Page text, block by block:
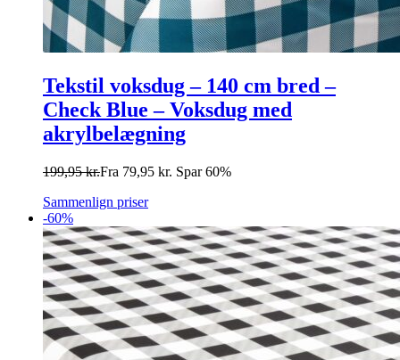
Tekstil voksdug – 140 cm bred –
Check Blue – Voksdug med
akrylbelægning
199,95kr.Fra 79,95 kr. Spar 60%
Sammenlign priser
-60%